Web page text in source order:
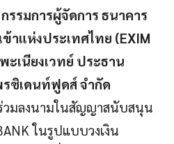
รรมการผู้จัดการ ธนาคาร
าแห่งประเทศไทย (EXIM
เนียงเวทย์ ประธาน
ซิเดนท์ฟูดส์ จำกัด
วมลงนามในสัญญาสนับสนุน
ในรูปแบบวงเงิน